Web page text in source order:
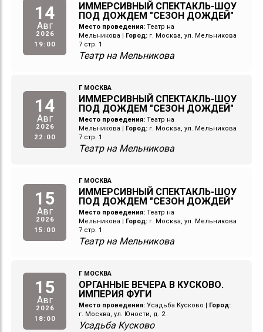
14
Авг
2026
19:00
ИММЕРСИВНЫЙ СПЕКТАКЛЬ-ШОУ
ПОД ДОЖДЕМ "СЕЗОН ДОЖДЕЙ"
Место проведения: Театр на
Мельникова
Город: г. Москва, ул. Мельникова
7 стр. 1
Театр на Мельникова
14
Авг
2026
22:00
Г МОСКВА
ИММЕРСИВНЫЙ СПЕКТАКЛЬ-ШОУ
ПОД ДОЖДЕМ "СЕЗОН ДОЖДЕЙ"
Место проведения: Театр на
Мельникова
Город: г. Москва, ул. Мельникова
7 стр. 1
Театр на Мельникова
15
Авг
2026
15:00
Г МОСКВА
ИММЕРСИВНЫЙ СПЕКТАКЛЬ-ШОУ
ПОД ДОЖДЕМ "СЕЗОН ДОЖДЕЙ"
Место проведения: Театр на
Мельникова
Город: г. Москва, ул. Мельникова
7 стр. 1
Театр на Мельникова
15
Авг
2026
18:00
Г МОСКВА
ОРГАННЫЕ ВЕЧЕРА В КУСКОВО.
ИМПЕРИЯ ФУГИ
Место проведения: Усадьба Кусково
Город:
г. Москва, ул. Юности, д. 2
Усадьба Кусково